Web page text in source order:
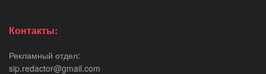
Контакты:
Рекламный отдел:
sip.redactor@gmail.com